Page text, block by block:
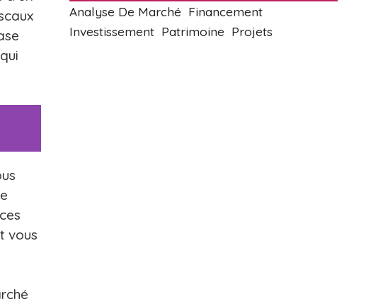
vous
Analyse De Marché Financement
Investissement Patrimoine Projets